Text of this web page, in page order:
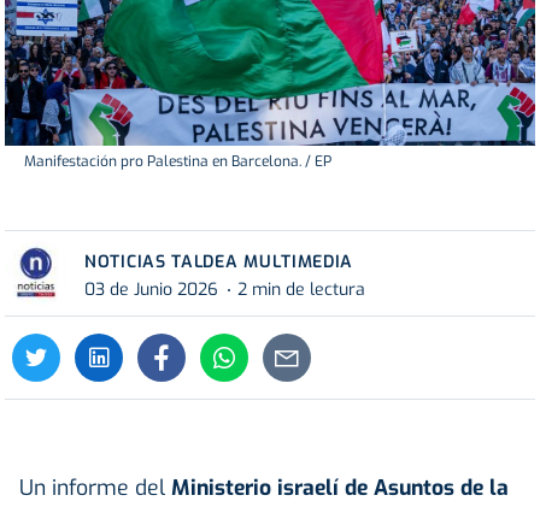
Manifestación pro Palestina en Barcelona. / EP
NOTICIAS TALDEA MULTIMEDIA
03 de Junio 2026
2 min de lectura
Un informe del Ministerio israelí de Asuntos de la